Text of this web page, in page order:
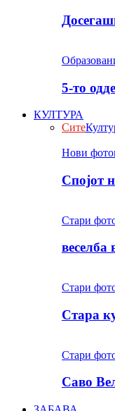
5-то
КУЛТУРА
Сите
Нови
Спојот
Стари
Стари
Стара
Стари
Саво